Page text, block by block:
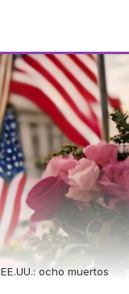
ocho muertos